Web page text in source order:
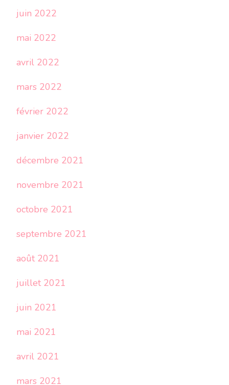
juin 2022
mai 2022
avril 2022
mars 2022
février 2022
janvier 2022
décembre 2021
novembre 2021
octobre 2021
septembre 2021
août 2021
juillet 2021
juin 2021
mai 2021
avril 2021
mars 2021